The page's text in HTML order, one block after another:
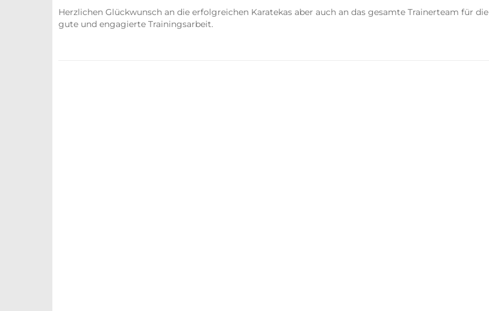
Herzlichen Glückwunsch an die erfolgreichen Karatekas aber auch an das gesamte Trainerteam für die
gute und engagierte Trainingsarbeit.